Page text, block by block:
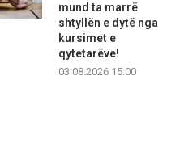
mund ta marrë
shtyllën e dytë nga
kursimet e
qytetarëve!
03.08.2026 15:00